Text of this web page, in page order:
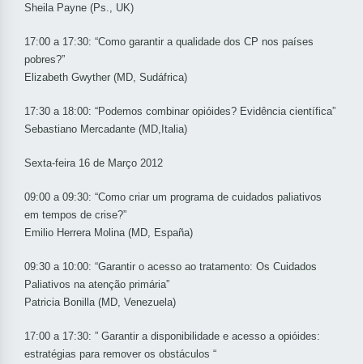
Sheila Payne (Ps., UK)
17:00 a 17:30: “Como garantir a qualidade dos CP nos países
pobres?”
Elizabeth Gwyther (MD, Sudáfrica)
17:30 a 18:00: “Podemos combinar opióides? Evidência científica”
Sebastiano Mercadante (MD,Italia)
Sexta-feira 16 de Março 2012
09:00 a 09:30: “Como criar um programa de cuidados paliativos
em tempos de crise?”
Emilio Herrera Molina (MD, España)
09:30 a 10:00: “Garantir o acesso ao tratamento: Os Cuidados
Paliativos na atenção primária”
Patricia Bonilla (MD, Venezuela)
17:00 a 17:30: ” Garantir a disponibilidade e acesso a opióides:
estratégias para remover os obstáculos “